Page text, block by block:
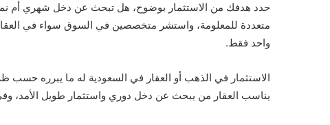
حدد هدفك من الاستثمار بوضوح، هل تبحث عن دخل شهري أم
متعددة للمعلومة، واستشر متخصصين في السوق سواء في العقار
واحد فقط.
الاستثمار في الذهب أو العقار في السعودية له ما يبرره
يناسب العقار من يبحث عن دخل دوري واستثمار طويل الأمد، وفي